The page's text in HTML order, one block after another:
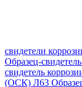
свидетели
Образец-
свидетель
(ОСК) Л63